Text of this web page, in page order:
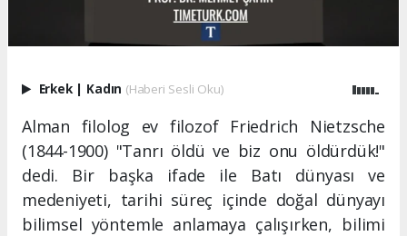
Erkek | Kadın (Haberi Sesli Oku)
Alman filolog ev filozof Friedrich Nietzsche
(1844-1900) "Tanrı öldü ve biz onu öldürdük!"
dedi. Bir başka ifade ile Batı dünyası ve
medeniyeti, tarihi süreç içinde doğal dünyayı
bilimsel yöntemle anlamaya çalışırken, bilimi